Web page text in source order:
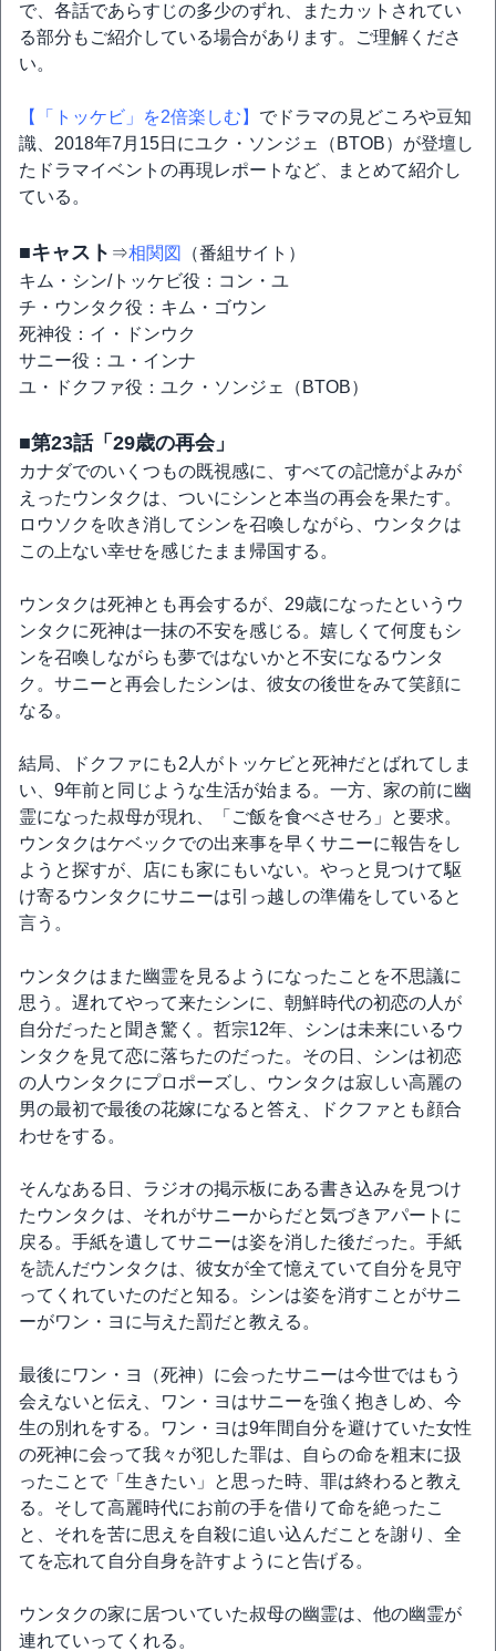
で、各話であらすじの多少のずれ、またカットされてい
る部分もご紹介している場合があります。ご理解くださ
い。
【「トッケビ」を2倍楽しむ】 でドラマの見どころや豆知
識、2018年7月15日にユク・ソンジェ（BTOB）が登壇し
たドラマイベントの再現レポートなど、まとめて紹介し
ている。
■キャスト ⇒相関図
（番組サイト）
キム・シン/トッケビ役：コン・ユ
チ・ウンタク役：キム・ゴウン
死神役：イ・ドンウク
サニー役：ユ・インナ
ユ・ドクファ役：ユク・ソンジェ（BTOB）
■第23話「29歳の再会」
カナダでのいくつもの既視感に、すべての記憶がよみが
えったウンタクは、ついにシンと本当の再会を果たす。
ロウソクを吹き消してシンを召喚しながら、ウンタクは
この上ない幸せを感じたまま帰国する。
ウンタクは死神とも再会するが、29歳になったというウ
ンタクに死神は一抹の不安を感じる。嬉しくて何度もシ
ンを召喚しながらも夢ではないかと不安になるウンタ
ク。サニーと再会したシンは、彼女の後世をみて笑顔に
なる。
結局、ドクファにも2人がトッケビと死神だとばれてしま
い、9年前と同じような生活が始まる。一方、家の前に幽
霊になった叔母が現れ、「ご飯を食べさせろ」と要求。
ウンタクはケベックでの出来事を早くサニーに報告をし
ようと探すが、店にも家にもいない。やっと見つけて駆
け寄るウンタクにサニーは引っ越しの準備をしていると
言う。
ウンタクはまた幽霊を見るようになったことを不思議に
思う。遅れてやって来たシンに、朝鮮時代の初恋の人が
自分だったと聞き驚く。哲宗12年、シンは未来にいるウ
ンタクを見て恋に落ちたのだった。その日、シンは初恋
の人ウンタクにプロポーズし、ウンタクは寂しい高麗の
男の最初で最後の花嫁になると答え、ドクファとも顔合
わせをする。
そんなある日、ラジオの掲示板にある書き込みを見つけ
たウンタクは、それがサニーからだと気づきアパートに
戻る。手紙を遺してサニーは姿を消した後だった。手紙
を読んだウンタクは、彼女が全て憶えていて自分を見守
ってくれていたのだと知る。シンは姿を消すことがサニ
ーがワン・ヨに与えた罰だと教える。
最後にワン・ヨ（死神）に会ったサニーは今世ではもう
会えないと伝え、ワン・ヨはサニーを強く抱きしめ、今
生の別れをする。ワン・ヨは9年間自分を避けていた女性
の死神に会って我々が犯した罪は、自らの命を粗末に扱
ったことで「生きたい」と思った時、罪は終わると教え
る。そして高麗時代にお前の手を借りて命を絶ったこ
と、それを苦に思えを自殺に追い込んだことを謝り、全
てを忘れて自分自身を許すようにと告げる。
ウンタクの家に居ついていた叔母の幽霊は、他の幽霊が
連れていってくれる。